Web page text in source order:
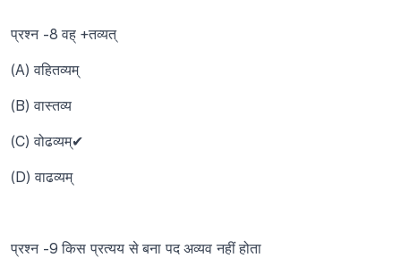
प्रश्न -8 वह् +तव्यत्
(A) वहितव्यम्
(B) वास्तव्य
(C) वोढव्यम्✔
(D) वाढव्यम्
प्रश्न -9 किस प्रत्यय से बना पद अव्यव नहीं होता